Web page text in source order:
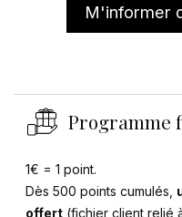
M'informer
Programme
1€ = 1 point.
Dès 500 points cumulés,
offert(fichier client relié